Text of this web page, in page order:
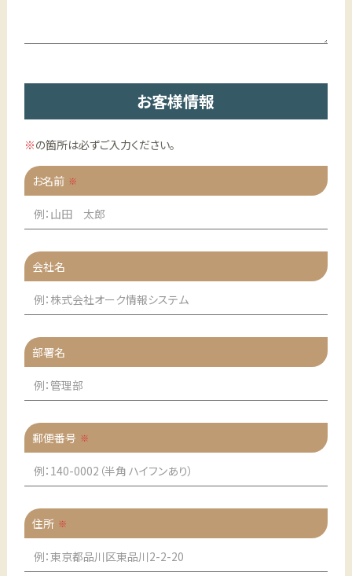
お客様情報
※の箇所は必ずご入力ください。
お名前
会社名
部署名
郵便番号
住所